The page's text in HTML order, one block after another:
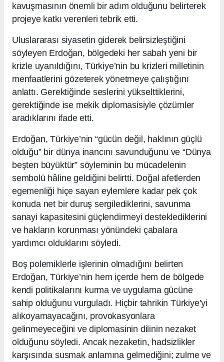
kavuşmasının önemli bir adım olduğunu belirterek
projeye katkı verenleri tebrik etti.
Uluslararası siyasetin giderek belirsizleştiğini
söyleyen Erdoğan, bölgedeki her sabah yeni bir
krizle uyanıldığını, Türkiye’nin bu krizleri milletinin
menfaatlerini gözeterek yönetmeye çalıştığını
anlattı. Gerektiğinde seslerini yükselttiklerini,
gerektiğinde ise mekik diplomasisiyle çözümler
aradıklarını ifade etti.
Erdoğan, Türkiye’nin “gücün değil, haklının güçlü
olduğu” bir dünya inancını savunduğunu ve “Dünya
beşten büyüktür” söyleminin bu mücadelenin
sembolü hâline geldiğini belirtti. Doğal afetlerden
egemenliği hiçe sayan eylemlere kadar pek çok
konuda net bir duruş sergilediklerini, savunma
sanayi kapasitesini güçlendirmeyi desteklediklerini
ve hakların korunması yönündeki çabalara
yardımcı olduklarını söyledi.
Boş polemiklerle işlerinin olmadığını belirten
Erdoğan, Türkiye’nin hem içerde hem de bölgede
kendi politikalarını kurma ve uygulama gücüne
sahip olduğunu vurguladı. Hiçbir tahrikin Türkiye’yi
alıkoyamayacağını, provokasyonlara
gelinmeyeceğini ve diplomasinin dilinin nezaket
olduğunu söyledi. Ancak nezaketin, hadsizlikler
karşısında susmak anlamına gelmediğini; zulme ve